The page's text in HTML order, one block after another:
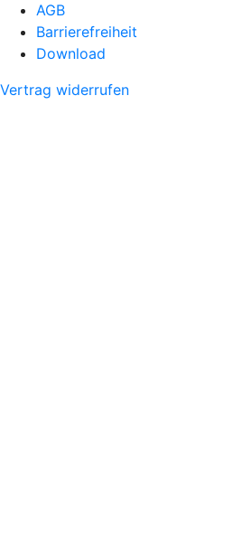
AGB
Barrierefreiheit
Download
Vertrag widerrufen